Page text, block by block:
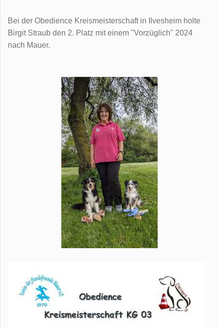
Bei der Obedience Kreismeisterschaft in Ilvesheim holte
Birgit Straub den 2. Platz mit einem "Vorzüglich" 2024
nach Mauer.